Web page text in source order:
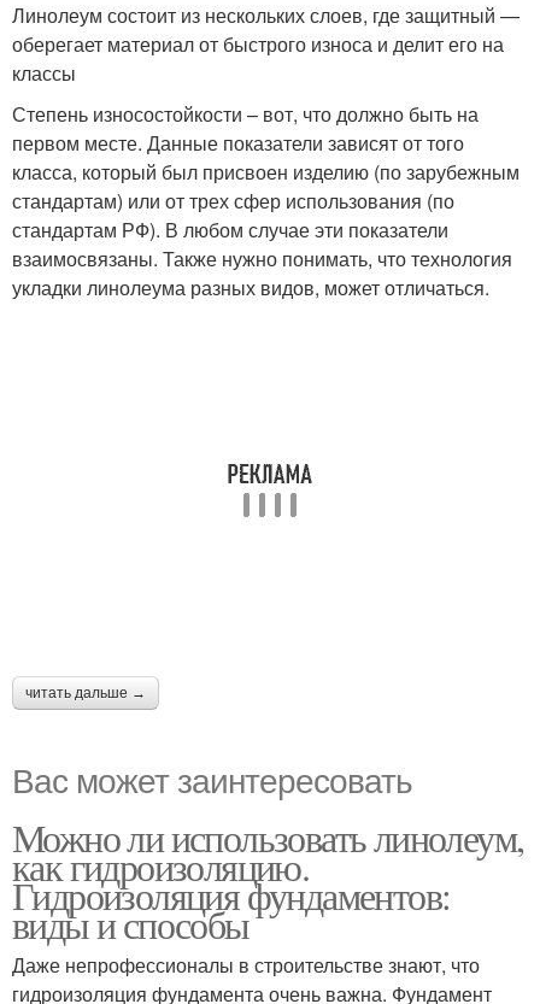
Линолеум состоит из нескольких слоев, где защитный —
оберегает материал от быстрого износа и делит его на
классы
Степень износостойкости – вот, что должно быть на
первом месте. Данные показатели зависят от того
класса, который был присвоен изделию (по зарубежным
стандартам) или от трех сфер использования (по
стандартам РФ). В любом случае эти показатели
взаимосвязаны. Также нужно понимать, что технология
укладки линолеума разных видов, может отличаться.
читать дальше →
Вас может заинтересовать
Можно ли использовать линолеум,
как гидроизоляцию.
Гидроизоляция фундаментов:
виды и способы
Даже непрофессионалы в строительстве знают, что
гидроизоляция фундамента очень важна. Фундамент